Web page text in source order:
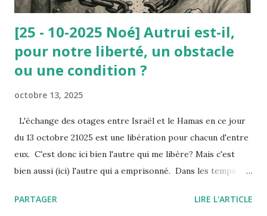
[25 - 10-2025 Noé] Autrui est-il,
pour notre liberté, un obstacle
ou une condition ?
octobre 13, 2025
L'échange des otages entre Israël et le Hamas en ce jour
du 13 octobre 21025 est une libération pour chacun d'entre
eux. C'est donc ici bien l'autre qui me libère? Mais c'est
bien aussi (ici) l'autre qui a emprisonné. Dans les temps
entiers se heurter dans la violence — de Gaza à tant
PARTAGER LIRE L'ARTICLE